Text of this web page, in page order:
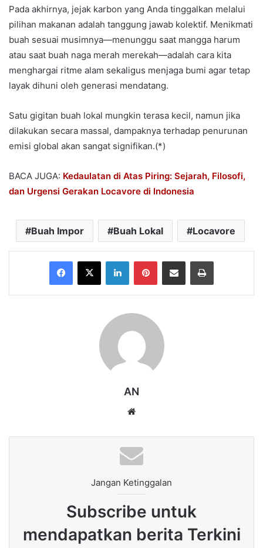
Pada akhirnya, jejak karbon yang Anda tinggalkan melalui
pilihan makanan adalah tanggung jawab kolektif. Menikmati
buah sesuai musimnya—menunggu saat mangga harum
atau saat buah naga merah merekah—adalah cara kita
menghargai ritme alam sekaligus menjaga bumi agar tetap
layak dihuni oleh generasi mendatang.
Satu gigitan buah lokal mungkin terasa kecil, namun jika
dilakukan secara massal, dampaknya terhadap penurunan
emisi global akan sangat signifikan.(*)
BACA JUGA: Kedaulatan di Atas Piring: Sejarah, Filosofi,
dan Urgensi Gerakan Locavore di Indonesia
Buah Impor Buah Lokal Locavore
Facebook
X LinkedInPinterestShare via Email Print
AN
Jangan Ketinggalan
Subscribe untuk
mendapatkan berita Terkini